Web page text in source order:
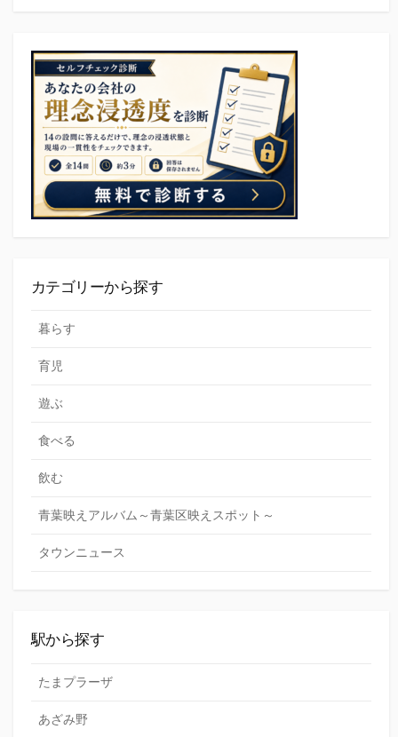
カテゴリーから探す
暮らす
育児
遊ぶ
食べる
飲む
青葉映えアルバム～青葉区映えスポット～
タウンニュース
駅から探す
たまプラーザ
あざみ野